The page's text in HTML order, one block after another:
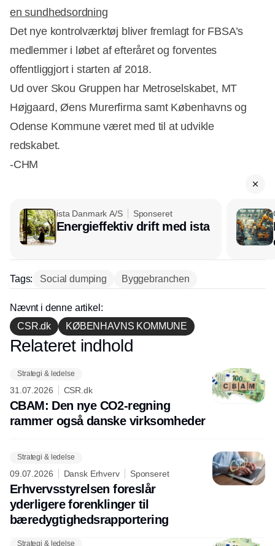
en sundhedsordning
Det nye kontrolværktøj bliver fremlagt for FBSA’s
medlemmer i løbet af efteråret og forventes
offentliggjort i starten af 2018.
Ud over Skou Gruppen har Metroselskabet, MT
Højgaard, Øens Murerfirma samt Københavns og
Odense Kommune været med til at udvikle
redskabet.
-CHM
ista Danmark A/S Sponseret
Energieffektiv drift med ista
Tags: Social dumping Byggebranchen
Nævnt i denne artikel:
CSR.dk
KØBENHAVNS KOMMUNE
Annonce
Relateret indhold
Strategi & ledelse
31.07.2026 CSR.dk
CBAM: Den nye CO2-regning
rammer også danske virksomheder
Strategi & ledelse
09.07.2026 Dansk Erhverv Sponseret
Erhvervsstyrelsen foreslår
yderligere forenklinger til
bæredygtighedsrapportering
Strategi & ledelse